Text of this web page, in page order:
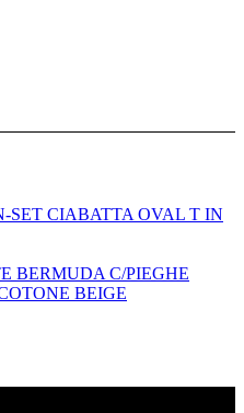
SET CIABATTA OVAL T IN
BERMUDA C/PIEGHE
BEIGE